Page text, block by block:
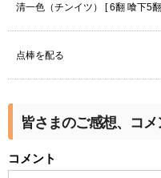
清一色（チンイツ） [ 6翻 喰下5
点棒を配る
皆さまのご感想、コ
コメント